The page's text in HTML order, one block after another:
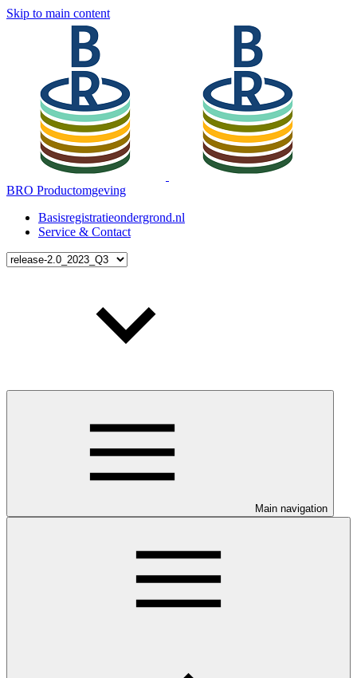
Skip to main content
BRO Productomgeving
Basisregistratieondergrond.nl
Service & Contact
Main navigation